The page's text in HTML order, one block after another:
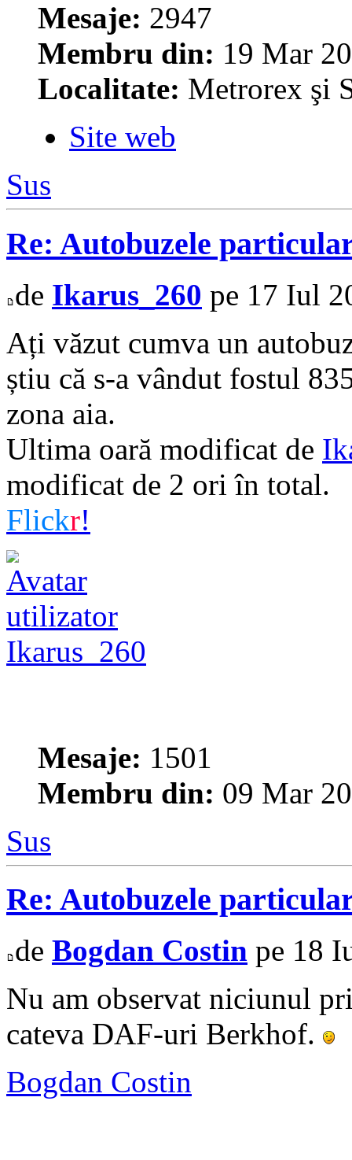
Mesaje: 2947
Membru din: 19 Mar
Localitate: Metrorex şi
Site web
Sus
Re: Autobuzele
de Ikarus_260 pe 17 Iul
Ați văzut cumva un
știu că s-a vândut fostul
zona aia.
Ultima oară modificat de
modificat de 2 ori în total.
Flickr!
Ikarus_260
Mesaje: 1501
Membru din: 09 Mar
Sus
Re: Autobuzele
de Bogdan Costin pe 18
Nu am observat niciunul
cateva DAF-uri Berkhof.
Bogdan Costin